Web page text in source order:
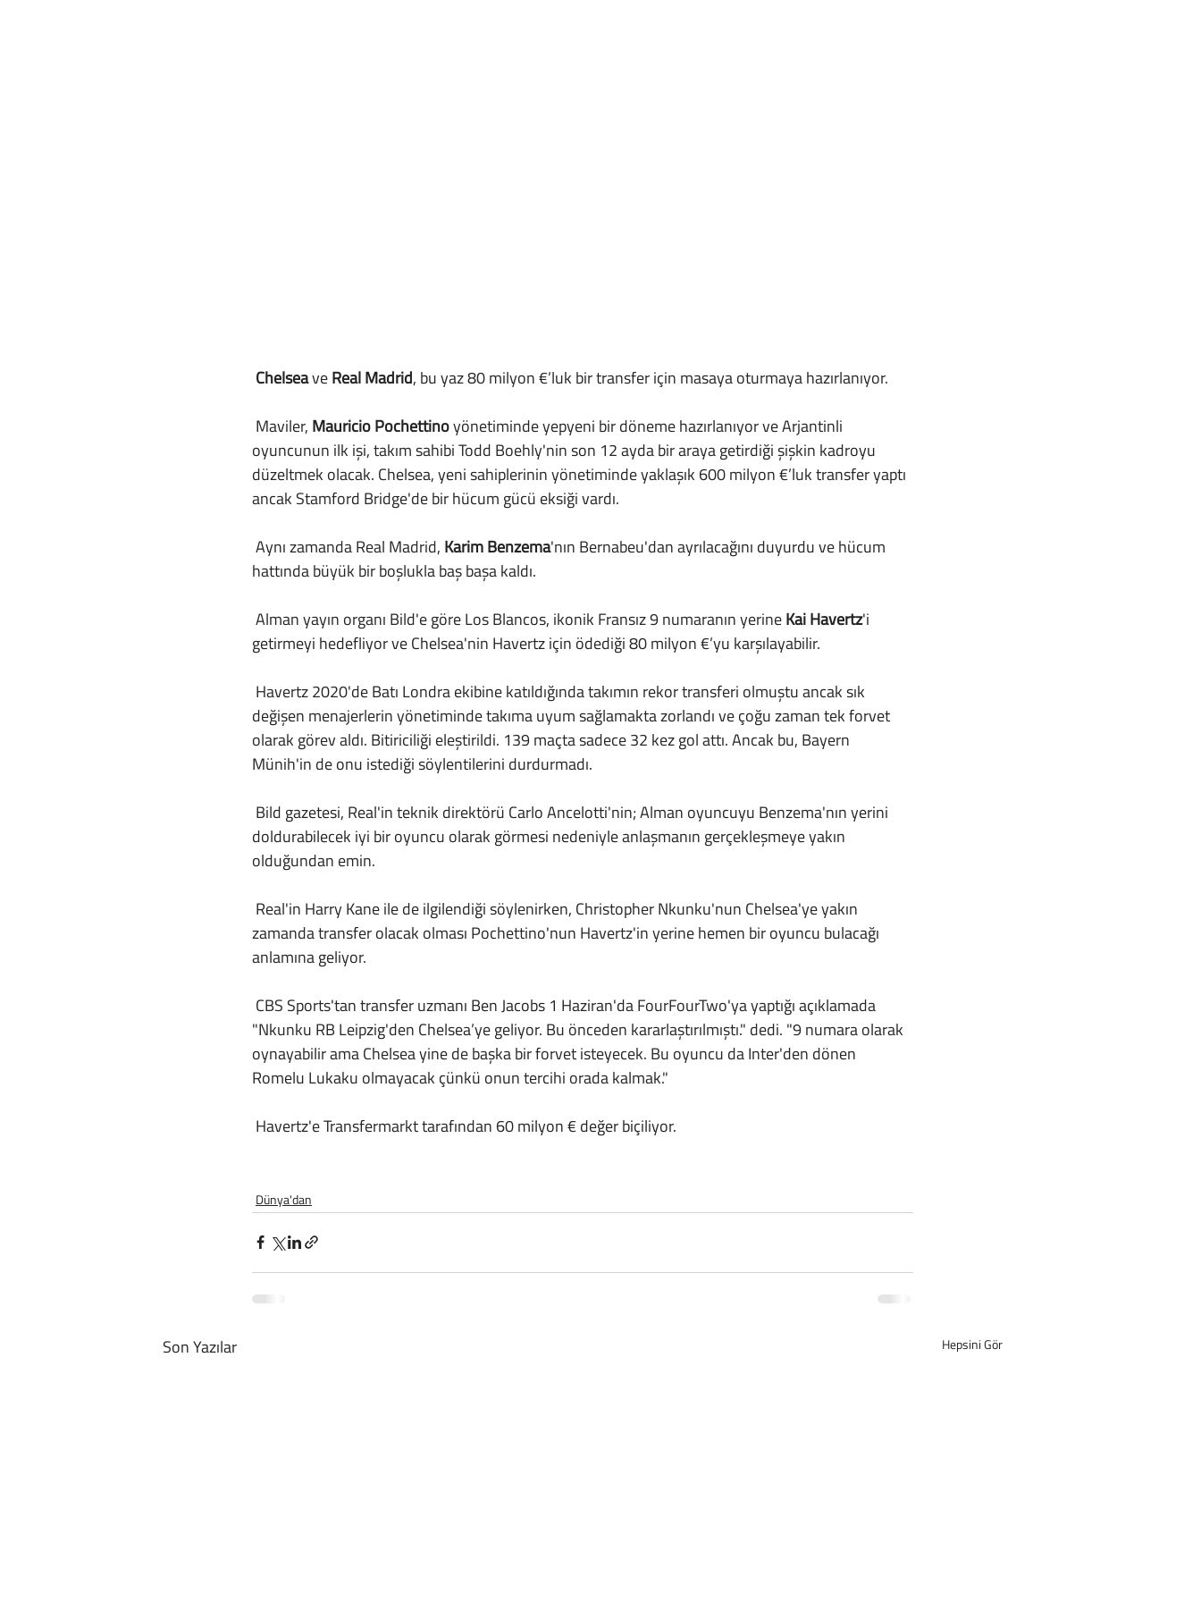
Chelsea ve Real Madrid, bu yaz 80 milyon €’luk bir transfer için masaya oturmaya hazırlanıyor.
Maviler, Mauricio Pochettino yönetiminde yepyeni bir döneme hazırlanıyor ve Arjantinli
oyuncunun ilk işi, takım sahibi Todd Boehly'nin son 12 ayda bir araya getirdiği şişkin kadroyu
düzeltmek olacak. Chelsea, yeni sahiplerinin yönetiminde yaklaşık 600 milyon €’luk transfer yaptı
ancak Stamford Bridge'de bir hücum gücü eksiği vardı.
Aynı zamanda Real Madrid, Karim Benzema'nın Bernabeu'dan ayrılacağını duyurdu ve hücum
hattında büyük bir boşlukla baş başa kaldı.
Alman yayın organı Bild'e göre Los Blancos, ikonik Fransız 9 numaranın yerine Kai Havertz'i
getirmeyi hedefliyor ve Chelsea'nin Havertz için ödediği 80 milyon €’yu karşılayabilir.
değişen menajerlerin yönetiminde takıma uyum sağlamakta zorlandı ve çoğu zaman tek forvet
olarak görev aldı. Bitiriciliği eleştirildi. 139 maçta sadece 32 kez gol attı. Ancak bu, Bayern
Münih'in de onu istediği söylentilerini durdurmadı.
doldurabilecek iyi bir oyuncu olarak görmesi nedeniyle anlaşmanın gerçekleşmeye yakın
olduğundan emin.
zamanda transfer olacak olması Pochettino'nun Havertz'in yerine hemen bir oyuncu bulacağı
anlamına geliyor.
"Nkunku RB Leipzig'den Chelsea’ye geliyor. Bu önceden kararlaştırılmıştı." dedi. "9 numara olarak
oynayabilir ama Chelsea yine de başka bir forvet isteyecek. Bu oyuncu da Inter'den dönen
Romelu Lukaku olmayacak çünkü onun tercihi orada kalmak."
Havertz'e Transfermarkt tarafından 60 milyon € değer biçiliyor.
Dünya'dan
Son Yazılar Hepsini Gör